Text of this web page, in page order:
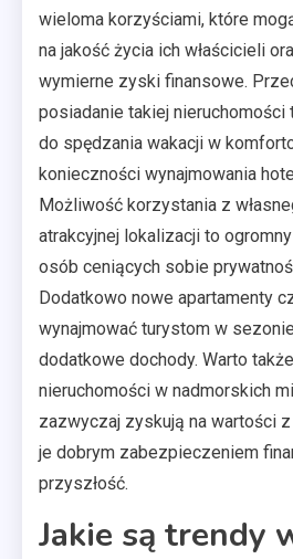
wieloma korzyściami, które
na jakość życia ich właścicieli
wymierne zyski finansowe.
posiadanie takiej nieruchomości
do spędzania wakacji w
konieczności wynajmowania
Możliwość korzystania z
atrakcyjnej lokalizacji to
osób ceniących sobie
Dodatkowo nowe apartamenty
wynajmować turystom w
dodatkowe dochody. Warto
nieruchomości w nadmorskich
zazwyczaj zyskują na wartości
je dobrym zabezpieczeniem
przyszłość.
Jakie są trendy